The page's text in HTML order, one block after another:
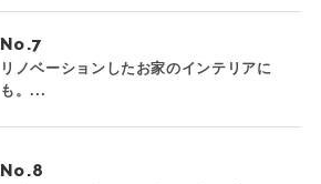
No.
リノベーションしたお家のインテリアに
も。...
No.